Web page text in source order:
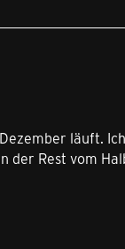
läuft.
der Rest vom